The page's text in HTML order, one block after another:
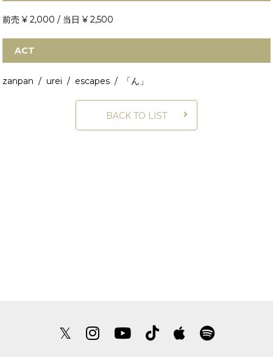
前売 ¥ 2,000 / 当日 ¥ 2,500
ACT
zanpan / urei / escapes / 「ん」
BACK TO LIST
𝕏